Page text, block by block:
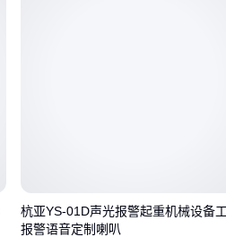
四、主设备之外，
杭亚YS-01D声光报警起重机械设备
报警语音定制喇叭